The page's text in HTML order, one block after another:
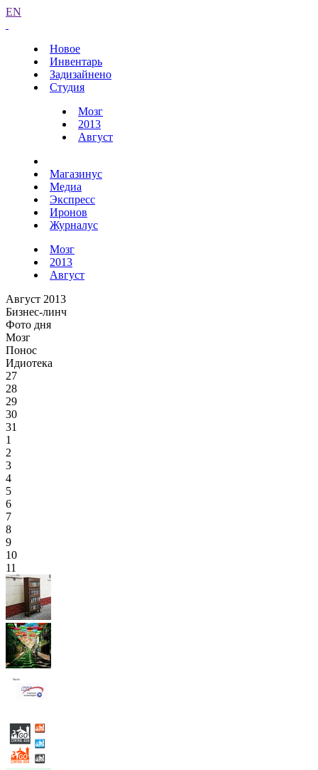
EN
Новое
Инвентарь
Задизайнено
Студия
Мозг
2013
Август
Магазинус
Медиа
Экспресс
Иронов
Журналус
Мозг
2013
Август
Август 2013
Бизнес-линч
Фото дня
Мозг
Понос
Идиотека
27
28
29
30
31
1
2
3
4
5
6
7
8
9
10
11